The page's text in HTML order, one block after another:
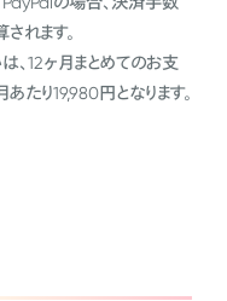
れます。
、12ヶ月まとめてのお支
たり19,980円となります。